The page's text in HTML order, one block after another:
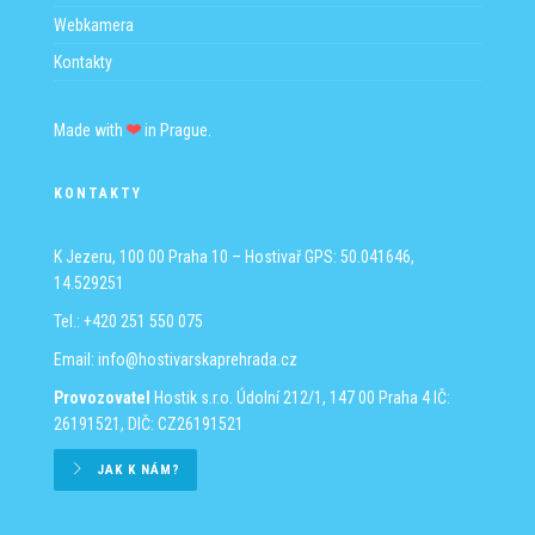
Webkamera
Kontakty
Made with in Prague.
KONTAKTY
K Jezeru, 100 00 Praha 10 – HostivařGPS: 50.041646,
14.529251
Tel.: +420 251 550 075
Email: info@hostivarskaprehrada.cz
Provozovatel
Hostik s.r.o. Údolní 212/1, 147 00 Praha 4 IČ:
26191521, DIČ: CZ26191521
JAK K NÁM?